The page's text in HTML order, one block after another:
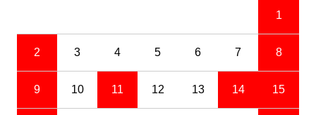
1
2 3 4 5 6 7 8
9 10 11 12 13 14 15